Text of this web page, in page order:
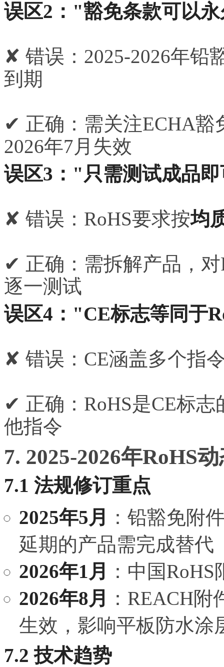
误区2："豁免条款可以
✘ 错误：2025-2026年铅
到期
✔ 正确：需关注ECHA豁
2026年7月失效
误区3："只需测试成品
✘ 错误：RoHS要求按均
✔ 正确：需拆解产品，
逐一测试
误区4："CE标志等同于
✘ 错误：CE涵盖多个指
✔ 正确：RoHS是CE标
他指令
7. 2025-2026年RoHS
7.1 法规修订重点
2025年5月
：铅豁免附
延期的产品需完成替代
2026年1月
：中国
2026年8月
：REACH
生效，影响平板防水涂
7.2 技术趋势